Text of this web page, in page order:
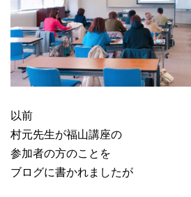
以前
村元先生が福山講座の
参加者の方のことを
ブログに書かれましたが